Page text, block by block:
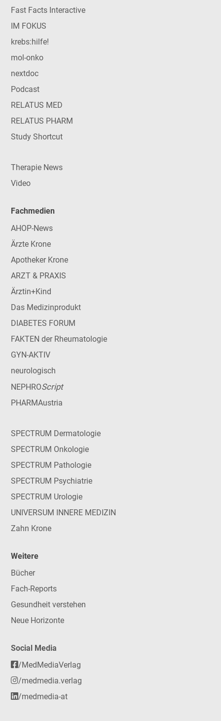
Fast Facts Interactive
IM FOKUS
krebs:hilfe!
mol-onko
nextdoc
Podcast
RELATUS MED
RELATUS PHARM
Study Shortcut
Therapie News
Video
Fachmedien
AHOP-News
Ärzte Krone
Apotheker Krone
ARZT & PRAXIS
Ärztin+Kind
Das Medizinprodukt
DIABETES FORUM
FAKTEN der Rheumatologie
GYN-AKTIV
neurologisch
NEPHROScript
PHARMAustria
SPECTRUM Dermatologie
SPECTRUM Onkologie
SPECTRUM Pathologie
SPECTRUM Psychiatrie
SPECTRUM Urologie
UNIVERSUM INNERE MEDIZIN
Zahn Krone
Weitere
Bücher
Fach-Reports
Gesundheit verstehen
Neue Horizonte
Social Media
/MedMediaVerlag
/medmedia.verlag
/medmedia-at